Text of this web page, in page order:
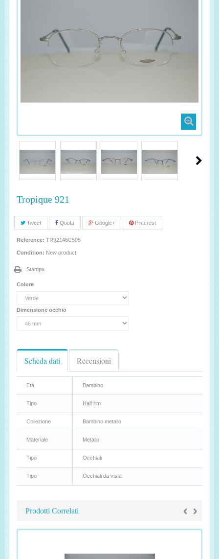
Tropique 921
Tweet Quota Google+ Pinterest
Reference: TR92146C505
Condition: New product
Stampa
Colore
Dimensione occhio
Scheda dati Recensioni
Età Bambino
Tipo Half rim
Collezione Bambino metallo
Materiale Metallo
Tipo Occhiali
Tipo Occhiali da vista
Prodotti Correlati ‹ ›